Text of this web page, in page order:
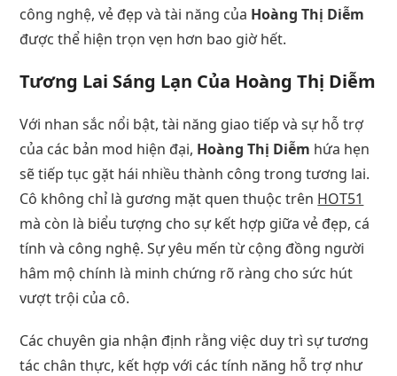
công nghệ, vẻ đẹp và tài năng của Hoàng Thị Diễm
được thể hiện trọn vẹn hơn bao giờ hết.
Tương Lai Sáng Lạn Của Hoàng Thị Diễm
Với nhan sắc nổi bật, tài năng giao tiếp và sự hỗ trợ
của các bản mod hiện đại, Hoàng Thị Diễm hứa hẹn
sẽ tiếp tục gặt hái nhiều thành công trong tương lai.
Cô không chỉ là gương mặt quen thuộc trên HOT51
mà còn là biểu tượng cho sự kết hợp giữa vẻ đẹp, cá
tính và công nghệ. Sự yêu mến từ cộng đồng người
hâm mộ chính là minh chứng rõ ràng cho sức hút
vượt trội của cô.
Các chuyên gia nhận định rằng việc duy trì sự tương
tác chân thực, kết hợp với các tính năng hỗ trợ như